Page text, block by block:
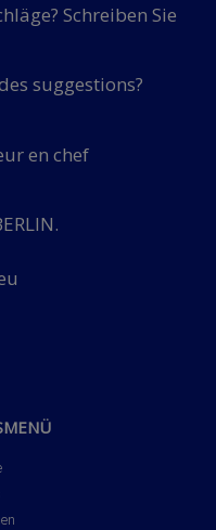
Schreiben Sie
suggestions?
en chef